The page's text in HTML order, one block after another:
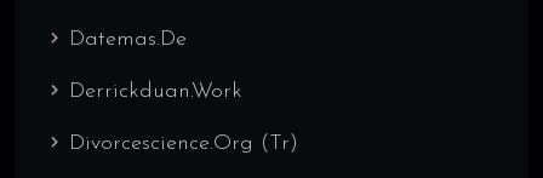
Datemas.de
Derrickduan.work
Divorcescience.org (tr)